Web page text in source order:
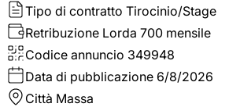
Tipo di contratto Tirocinio/Stage
Retribuzione Lorda 700 mensile
Codice annuncio 349948
Data di pubblicazione 6/8/2026
Città Massa